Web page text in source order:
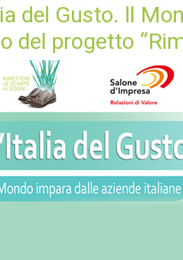
del Gusto. ll
del progetto